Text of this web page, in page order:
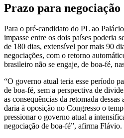
Prazo para negociação
Para o pré-candidato do PL ao
impasse entre os dois países poderia
de 180 dias, extensível por mais 90
negociações, com o retorno
brasileiro não se engaje, de boa-fé,
“O governo atual teria esse período
de boa-fé, sem a perspectiva de
as consequências da retomada
daria à oposição no Congresso o
pressionar o governo atual a
negociação de boa-fé”, afirma Flávio.